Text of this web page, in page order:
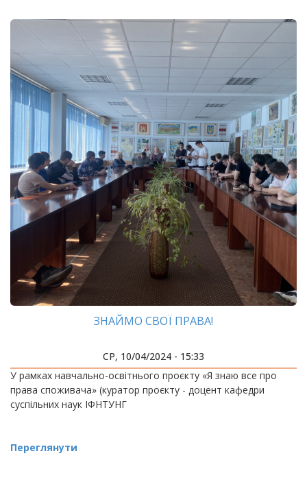
ЗНАЙМО СВОЇ ПРАВА!
СР, 10/04/2024 - 15:33
У рамках навчально-освітнього проєкту «Я знаю все про
права споживача» (куратор проєкту - доцент кафедри
суспільних наук ІФНТУНГ
Переглянути